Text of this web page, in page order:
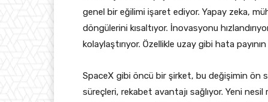
genel bir eğilimi işaret ediyor. Yapay zeka,
döngülerini kısaltıyor. İnovasyonu
kolaylaştırıyor. Özellikle uzay gibi hata
SpaceX gibi öncü bir şirket, bu değişimin ön
süreçleri, rekabet avantajı sağlıyor. Yeni nesil